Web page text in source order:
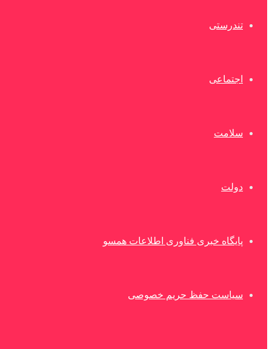
تندرستی
اجتماعی
سلامت
دولت
پایگاه خبری فناوری اطلاعات همسو
سیاست حفظ حریم خصوصی